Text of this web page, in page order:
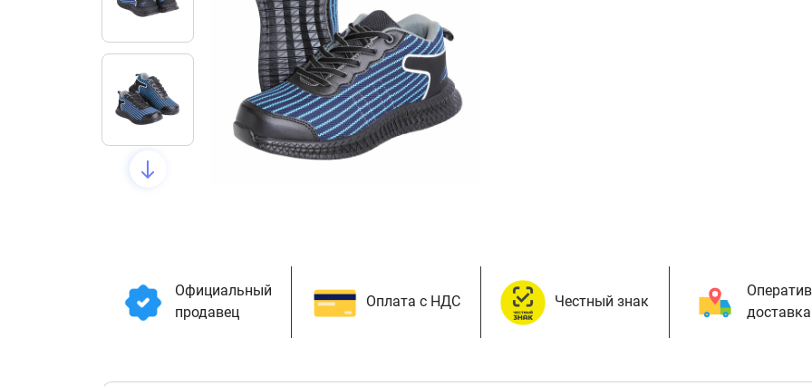
Официальный
продавец
Оплата с НДС Честный знак
доставка